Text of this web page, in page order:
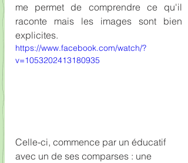
me permet de comprendre ce qu'il
raconte mais les images sont bien
explicites.
https://www.facebook.com/watch/?
v=1053202413180935
Celle-ci, commence par un éducatif
avec un de ses comparses : une